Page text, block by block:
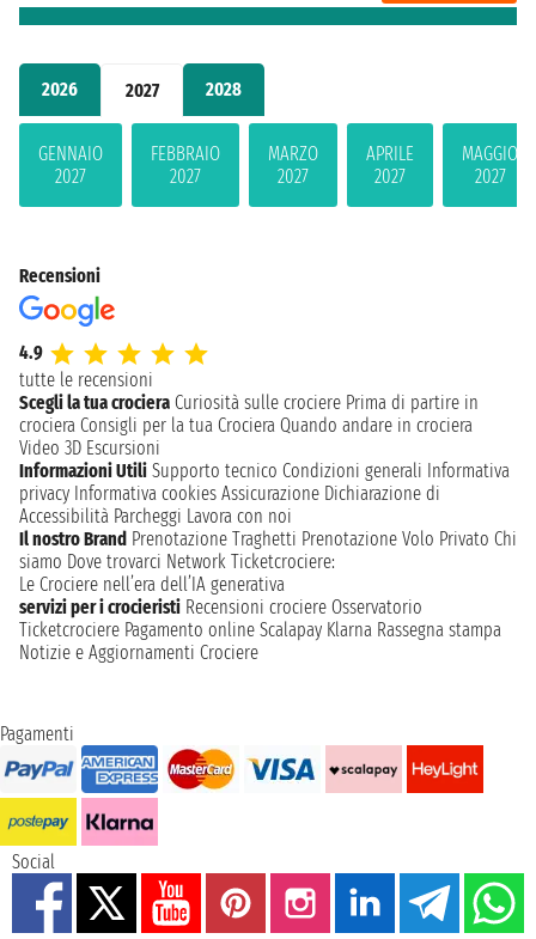
2026 2027 2028
GENNAIO
2027
FEBBRAIO
2027
MARZO
2027
APRILE
2027
MAGGIO
2027
Recensioni
4.9
tutte le recensioni
Scegli la tua crociera Curiosità sulle crociere Prima di partire in
crociera Consigli per la tua Crociera Quando andare in crociera
Video 3D Escursioni
Informazioni Utili Supporto tecnico Condizioni generali Informativa
privacy Informativa cookies Assicurazione Dichiarazione di
Accessibilità Parcheggi Lavora con noi
Il nostro Brand Prenotazione Traghetti Prenotazione Volo Privato Chi
siamo Dove trovarci Network Ticketcrociere:
Le Crociere nell’era dell’IA generativa
servizi per i crocieristi Recensioni crociere Osservatorio
Ticketcrociere Pagamento online Scalapay Klarna Rassegna stampa
Notizie e Aggiornamenti Crociere
Pagamenti
Social